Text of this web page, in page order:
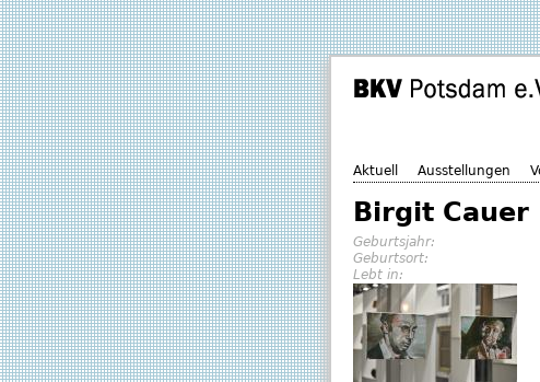
Aktuell Ausstellungen
Birgit Cauer
Geburtsjahr:
Geburtsort:
Lebt in: